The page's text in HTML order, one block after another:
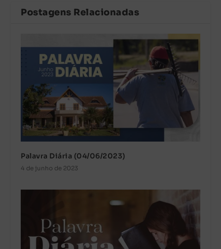
Postagens Relacionadas
Palavra Diária (04/06/2023)
4 de junho de 2023